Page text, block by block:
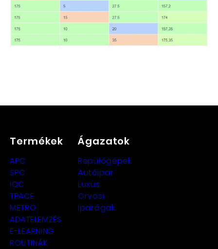
Termékek
APC
SPC
IQC
TRACE
METRO
ADATELEMZÉS
E-LEARNING
ROUTINÁK
Ágazatok
Repülőgépek
Autóipar
Luxus
Orvosi
Iparágak